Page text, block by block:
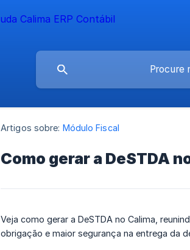
Artigos sobre: Módulo Fiscal
Como gerar a DeSTDA
Veja como gerar a DeSTDA no Calima,
obrigação e maior segurança na entrega da